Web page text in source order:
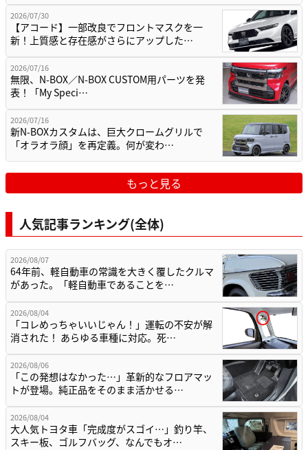
2026/07/30
【アコード】一部改良でフロントマスクを一
新！上質感と存在感がさらにアップした…
2026/07/16
無限、N-BOX／N-BOX CUSTOM用パーツを発
表！「My Speci…
2026/07/16
新N-BOXカスタムは、巨大クロームグリルで
「オラオラ顔」を再定義。何が変わ…
もっと見る
人気記事ランキング(全体)
2026/08/07
64年前、軽自動車の常識を大きく覆したクルマ
があった。「軽自動車であることを…
2026/08/04
「コレめっちゃいいじゃん！」運転の不安が解
消された！ あらゆる車種に対応。死…
2026/08/06
「この発想はなかった…」革新的なフロアマッ
トが登場。純正品をそのまま活かせる…
2026/08/04
大人気トヨタ車「完成度がスゴイ…」釣り竿、
スキー板、ゴルフバッグ、なんでもオ…